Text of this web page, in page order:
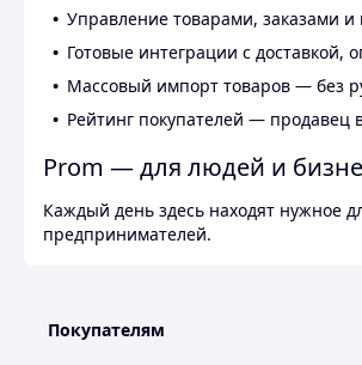
Управление товарами, заказами
Готовые интеграции с доставкой,
Массовый импорт товаров — без
Рейтинг покупателей — продавец
Prom — для людей и
Каждый день здесь находят нужное
предпринимателей.
Покупателям